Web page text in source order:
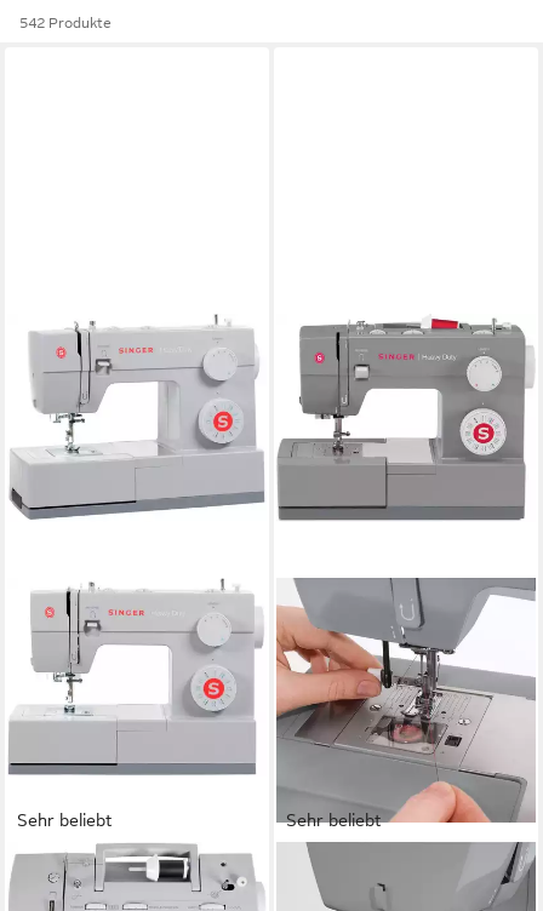
542 Produkte
Sehr beliebt
SINGER
Nähmaschine Heavy Duty
Sehr beliebt
SINGER
Nähmaschine Heavy Duty